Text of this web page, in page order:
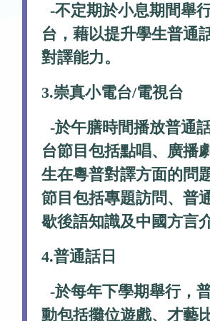
-不定期於小息期間舉
台，藉以提升學生普通
對譯能力。
3.崇真小電台/電視台
-於午膳時間播放普通
台節目包括點唱、廣播
生在粵普對譯方面的問
節目包括專題訪問、普
歇後語知識及中國方言
4.普通話日
-於每年下學期舉行，
動包括攤位遊戲、才藝